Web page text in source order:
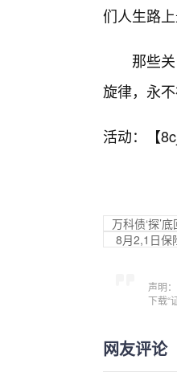
们人生路
那些
旋律，永不
活动：【
万科债‘探’
8月2,1日保
声明
下载“
网友评论